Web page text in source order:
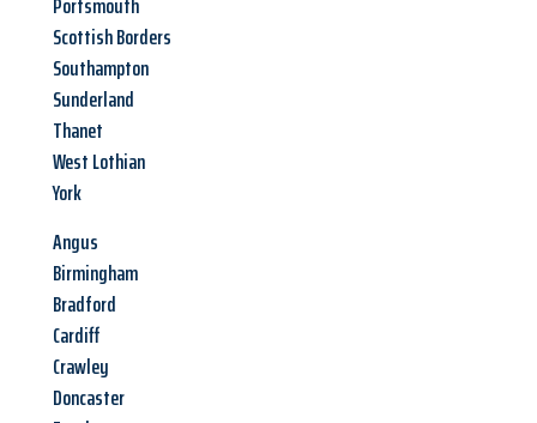
Scottish Borders
Southampton
Sunderland
Thanet
West Lothian
York
Angus
Birmingham
Bradford
Cardiff
Crawley
Doncaster